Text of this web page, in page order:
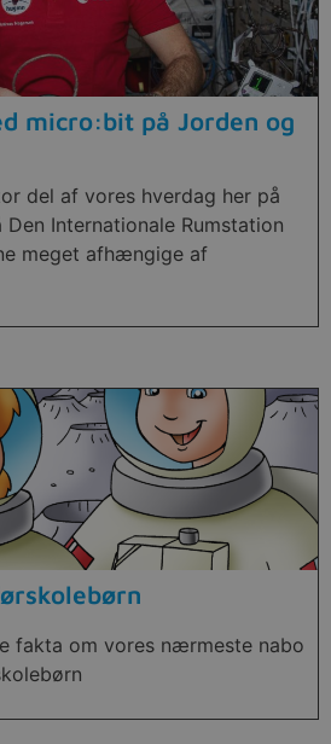
micro:bit på Jorden og
del af vores hverdag her på
Internationale Rumstation
meget afhængige af
fakta om vores nærmeste nabo